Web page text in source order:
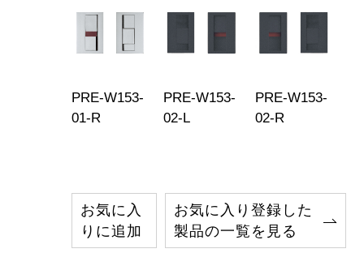
PRE-W153-
01-R
PRE-W153-
02-L
PRE-W153-
02-R
お気に入
りに追加
お気に入り登録した
製品の一覧を見る